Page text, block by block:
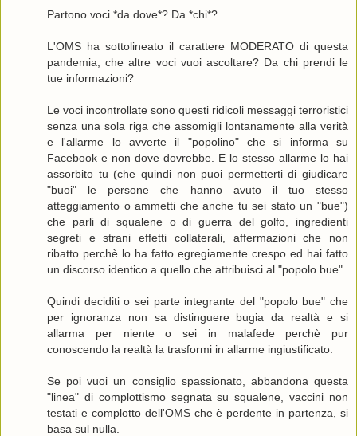
Partono voci *da dove*? Da *chi*?
L'OMS ha sottolineato il carattere MODERATO di questa
pandemia, che altre voci vuoi ascoltare? Da chi prendi le
tue informazioni?
Le voci incontrollate sono questi ridicoli messaggi terroristici
senza una sola riga che assomigli lontanamente alla verità
e l'allarme lo avverte il "popolino" che si informa su
Facebook e non dove dovrebbe. E lo stesso allarme lo hai
assorbito tu (che quindi non puoi permetterti di giudicare
"buoi" le persone che hanno avuto il tuo stesso
atteggiamento o ammetti che anche tu sei stato un "bue")
che parli di squalene o di guerra del golfo, ingredienti
segreti e strani effetti collaterali, affermazioni che non
ribatto perchè lo ha fatto egregiamente crespo ed hai fatto
un discorso identico a quello che attribuisci al "popolo bue".
Quindi deciditi o sei parte integrante del "popolo bue" che
per ignoranza non sa distinguere bugia da realtà e si
allarma per niente o sei in malafede perchè pur
conoscendo la realtà la trasformi in allarme ingiustificato.
Se poi vuoi un consiglio spassionato, abbandona questa
"linea" di complottismo segnata su squalene, vaccini non
testati e complotto dell'OMS che è perdente in partenza, si
basa sul nulla.